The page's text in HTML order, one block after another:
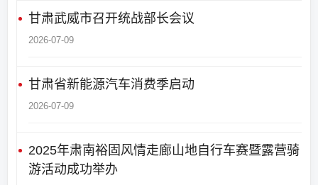
甘肃武威市召开统战部长会议
2026-07-09
甘肃省新能源汽车消费季启动
2026-07-09
2025年肃南裕固风情走廊山地自行车赛暨露营骑
游活动成功举办